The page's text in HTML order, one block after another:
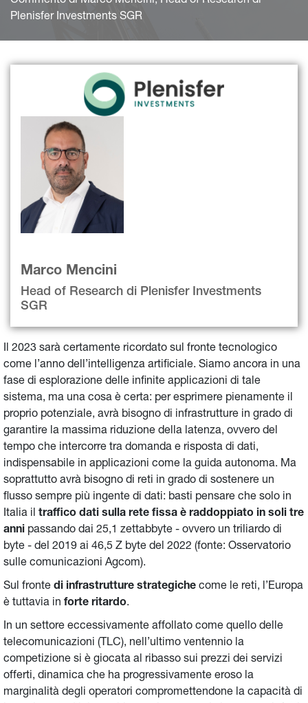
Plenisfer Investments SGR
Marco Mencini
Head of Research di Plenisfer Investments
SGR
Il 2023 sarà certamente ricordato sul fronte tecnologico
come l’anno dell’intelligenza artificiale. Siamo ancora in una
fase di esplorazione delle infinite applicazioni di tale
sistema, ma una cosa è certa: per esprimere pienamente il
proprio potenziale, avrà bisogno di infrastrutture in grado di
garantire la massima riduzione della latenza, ovvero del
tempo che intercorre tra domanda e risposta di dati,
indispensabile in applicazioni come la guida autonoma. Ma
soprattutto avrà bisogno di reti in grado di sostenere un
flusso sempre più ingente di dati: basti pensare che solo in
Italia il traffico dati sulla rete fissa è raddoppiato in soli tre
anni passando dai 25,1 zettabbyte - ovvero un triliardo di
byte - del 2019 ai 46,5 Z byte del 2022 (fonte: Osservatorio
sulle comunicazioni Agcom).
Sul fronte di infrastrutture strategiche come le reti, l’Europa
è tuttavia in forte ritardo.
In un settore eccessivamente affollato come quello delle
telecomunicazioni (TLC), nell’ultimo ventennio la
competizione si è giocata al ribasso sui prezzi dei servizi
offerti, dinamica che ha progressivamente eroso la
marginalità degli operatori compromettendone la capacità di